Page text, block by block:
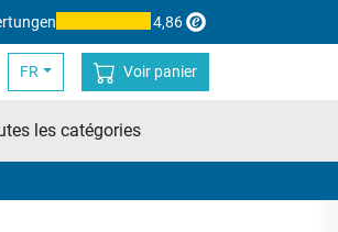
4,86
FR Voir panier
les catégories